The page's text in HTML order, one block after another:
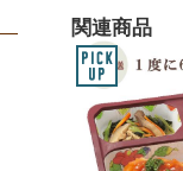
関連商品